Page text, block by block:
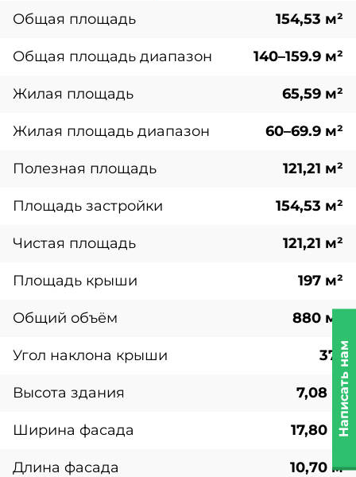
Общая площадь 154,53 м²
Общая площадь диапазон 140–159.9 м²
Жилая площадь 65,59 м²
Жилая площадь диапазон 60–69.9 м²
Полезная площадь 121,21 м²
Площадь застройки 154,53 м²
Чистая площадь 121,21 м²
Площадь крыши 197 м²
Общий объём 880 м³
Угол наклона крыши 37°
Высота здания 7,08 м
Ширина фасада 17,80 м
Длина фасада 10,70 м
Написать нам